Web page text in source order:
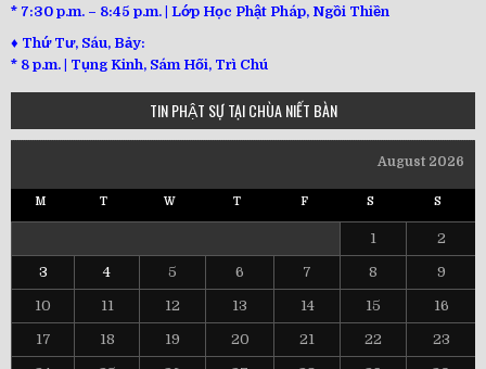
* 7:30 p.m. – 8:45 p.m. | Lớp Học Phật Pháp, Ngồi Thiền
♦ Thứ Tư, Sáu, Bảy:
* 8 p.m. | Tụng Kinh, Sám Hối, Trì Chú
TIN PHẬT SỰ TẠI CHÙA NIẾT BÀN
August 2026
M T W T F S S
1 2
3 4 5 6 7 8 9
10 11 12 13 14 15 16
17 18 19 20 21 22 23